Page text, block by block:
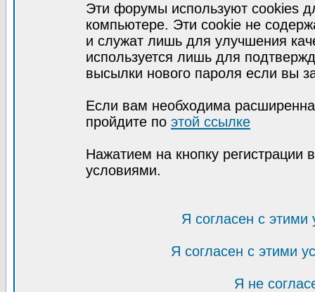
Эти форумы используют cookies
компьютере. Эти cookie не
и служат лишь для улучшения
используется лишь для
высылки нового пароля если вы
Если вам необходима
пройдите по этой ссылке
Нажатием на кнопку регистрации
условиями.
Я согласен с
Я согласен с этими
Я не